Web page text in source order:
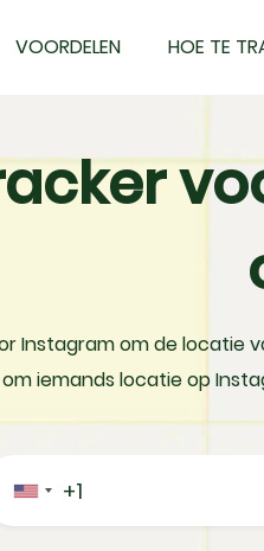
VOORDELEN HOE TE
Instagram om de locatie
iemands locatie op